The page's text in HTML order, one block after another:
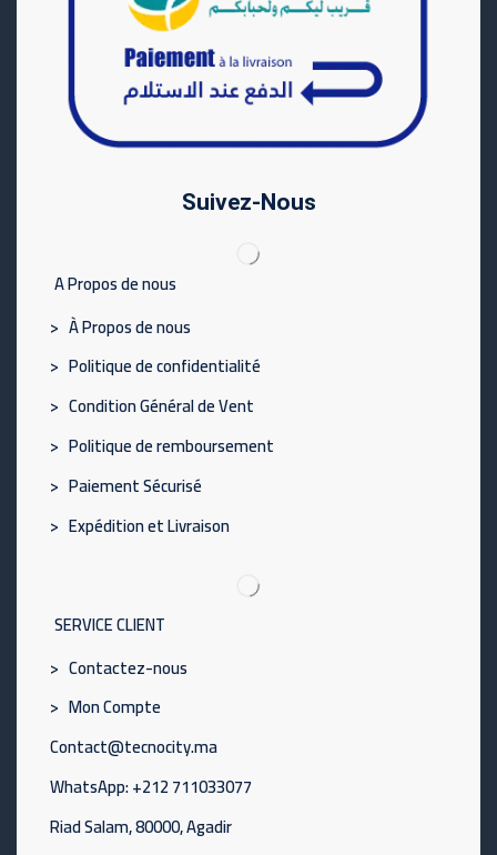
Suivez-Nous
A Propos de nous
> À Propos de nous
> Politique de confidentialité
> Condition Général de Vent
> Politique de remboursement
> Paiement Sécurisé
> Expédition et Livraison
SERVICE CLIENT
> Contactez-nous
> Mon Compte
Contact@tecnocity.ma
WhatsApp: +212 711033077
Riad Salam, 80000, Agadir